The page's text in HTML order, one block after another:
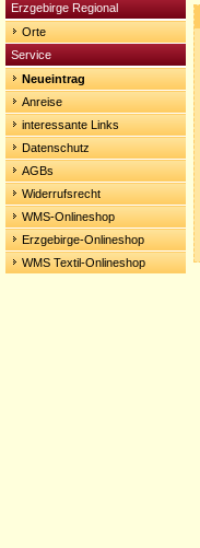
Erzgebirge Regional
Orte
Service
Neueintrag
Anreise
interessante Links
Datenschutz
AGBs
Widerrufsrecht
WMS-Onlineshop
Erzgebirge-Onlineshop
WMS Textil-Onlineshop